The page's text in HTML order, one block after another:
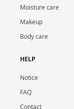
Moisture care
Makeup
Body care
HELP
Notice
FAQ
Contact